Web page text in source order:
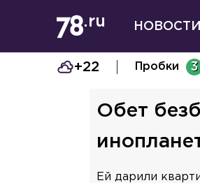
НОВОСТИ
+22 Пробки 3
Обет
Ей дарили